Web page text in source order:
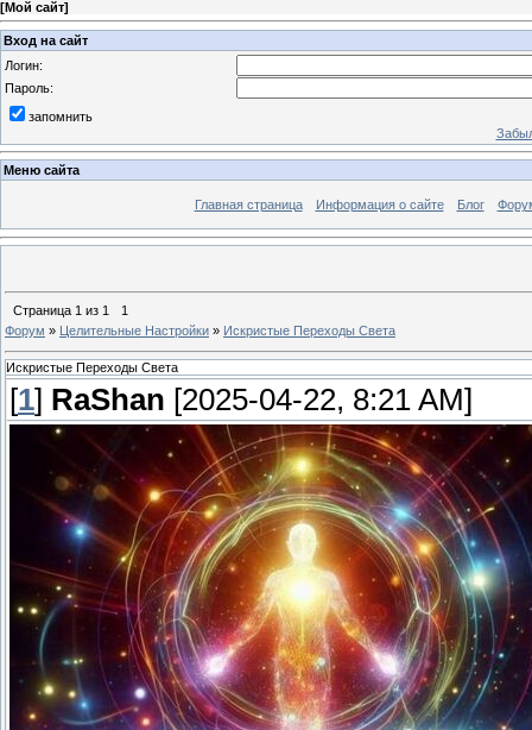
[Мой сайт]
Вход на сайт
Логин:
Пароль:
запомнить
Меню сайта
Главная страница Информация о сайте Блог
Страница 1 из 1
1
Форум » Целительные Настройки » Искристые Переходы Света
Искристые Переходы Света
[1] RaShan [2025-04-22, 8:21 AM]